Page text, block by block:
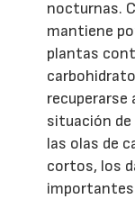
nocturnas.
mantiene
plantas
recuperarse
situación
las olas de
cortos, los
importantes